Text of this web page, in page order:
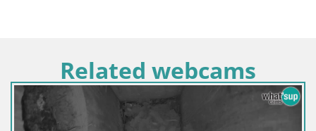
Related webcams